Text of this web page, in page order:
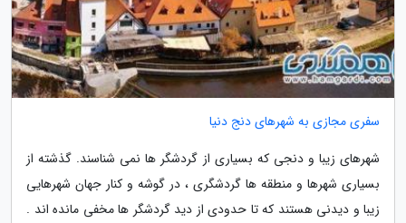
سفری مجازی به شهرهای دنج دنیا
شهرهای زیبا و دنجی که بسیاری از گردشگر ها نمی شناسند. گذشته از
بسیاری شهرها و منطقه ها گردشگری ، در گوشه و کنار جهان شهرهایی
زیبا و دیدنی هستند که تا حدودی از دید گردشگر ها مخفی مانده اند .